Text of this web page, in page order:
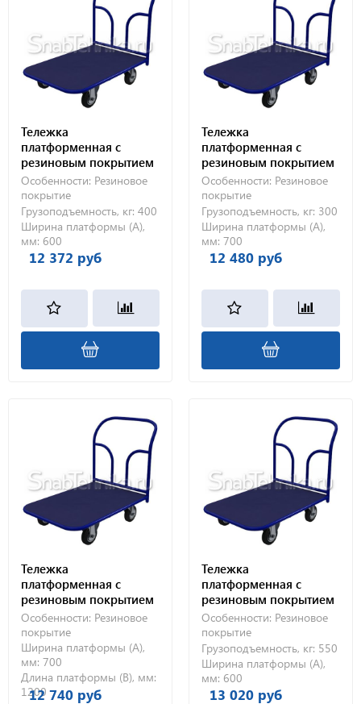
Тележка
платформенная с
резиновым покрытием
ТПР 3 (600х1000) 160-Ч
Особенности: Резиновое
покрытие
Грузоподъемность, кг: 400
Ширина платформы (А),
мм: 600
12 372 руб
Тележка
платформенная с
резиновым покрытием
ТПР 8 (700х1000) 125-Ч
Особенности: Резиновое
покрытие
Грузоподъемность, кг: 300
Ширина платформы (А),
мм: 700
12 480 руб
Тележка
платформенная с
резиновым покрытием
ТПР 5 (700х1200) без
колес
Особенности: Резиновое
покрытие
Ширина платформы (А),
мм: 700
Длина платформы (В), мм:
1200
12 740 руб
Тележка
платформенная с
резиновым покрытием
ТПР 3 (600х1000) 200-Ч
Особенности: Резиновое
покрытие
Грузоподъемность, кг: 550
Ширина платформы (А),
мм: 600
13 020 руб